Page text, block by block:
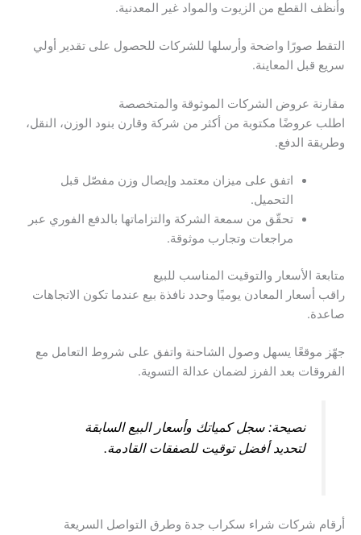
وأنظف القطع من الزيوت والمواد غير المعدنية.
التقط صورًا واضحة وأرسلها للشركات للحصول على تقدير أولي
سريع قبل المعاينة.
مقارنة عروض الشركات الموثوقة والمتخصصة
اطلب عروضًا مكتوبة من أكثر من شركة وقارن بنود الوزن، النقل،
وطريقة الدفع.
اتفق على ميزان معتمد وإيصال وزن مفصّل قبل
التحميل.
تحقّق من سمعة الشركة والتزاماتها بالدفع الفوري عبر
مراجعات وتجارب موثوقة.
متابعة الأسعار والتوقيت المناسب للبيع
راقب أسعار المعادن يوميًا وحدد نافذة بيع عندما تكون الاتجاهات
صاعدة.
جهّز موقعًا يسهل وصول الشاحنة واتفق على شروط التعامل مع
الفروقات بعد الفرز لضمان عدالة التسوية.
نصيحة: سجل كمياتك وأسعار البيع السابقة
لتحديد أفضل توقيت للصفقات القادمة.
أرقام شركات شراء سكراب جدة وطرق التواصل السريعة